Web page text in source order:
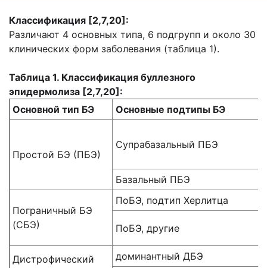
Классификация [2,7,20]:
Различают 4 основных типа, 6 подгрупп и около 30
клинических форм заболевания (таблица 1).
Таблица 1. Классификация буллезного
эпидермолиза [2,7,20]:
Основной тип БЭ
Основные подтипы БЭ
Простой БЭ (ПБЭ)
Супрабазальный ПБЭ
Базальный ПБЭ
Пограничный БЭ
(СБЭ)
ПоБЭ, подтип Херлитца
ПоБЭ, другие
Дистрофический
доминантный ДБЭ